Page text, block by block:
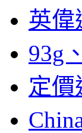
英偉
93g
定價